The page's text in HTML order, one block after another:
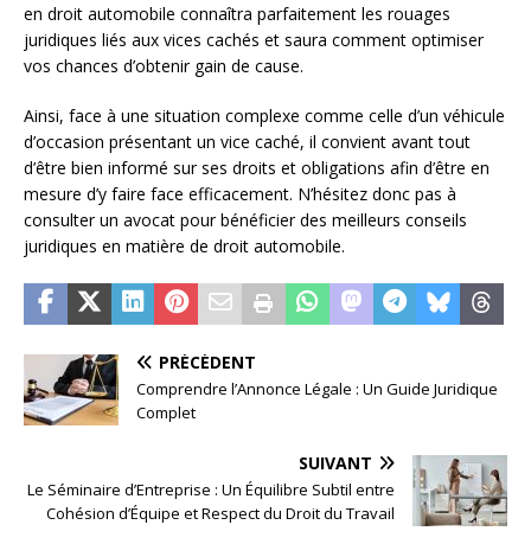
en droit automobile connaîtra parfaitement les rouages
juridiques liés aux vices cachés et saura comment optimiser
vos chances d’obtenir gain de cause.
Ainsi, face à une situation complexe comme celle d’un véhicule
d’occasion présentant un vice caché, il convient avant tout
d’être bien informé sur ses droits et obligations afin d’être en
mesure d’y faire face efficacement. N’hésitez donc pas à
consulter un avocat pour bénéficier des meilleurs conseils
juridiques en matière de droit automobile.
PRÉCÉDENT
Comprendre l’Annonce Légale : Un Guide Juridique
Complet
SUIVANT
Le Séminaire d’Entreprise : Un Équilibre Subtil entre
Cohésion d’Équipe et Respect du Droit du Travail